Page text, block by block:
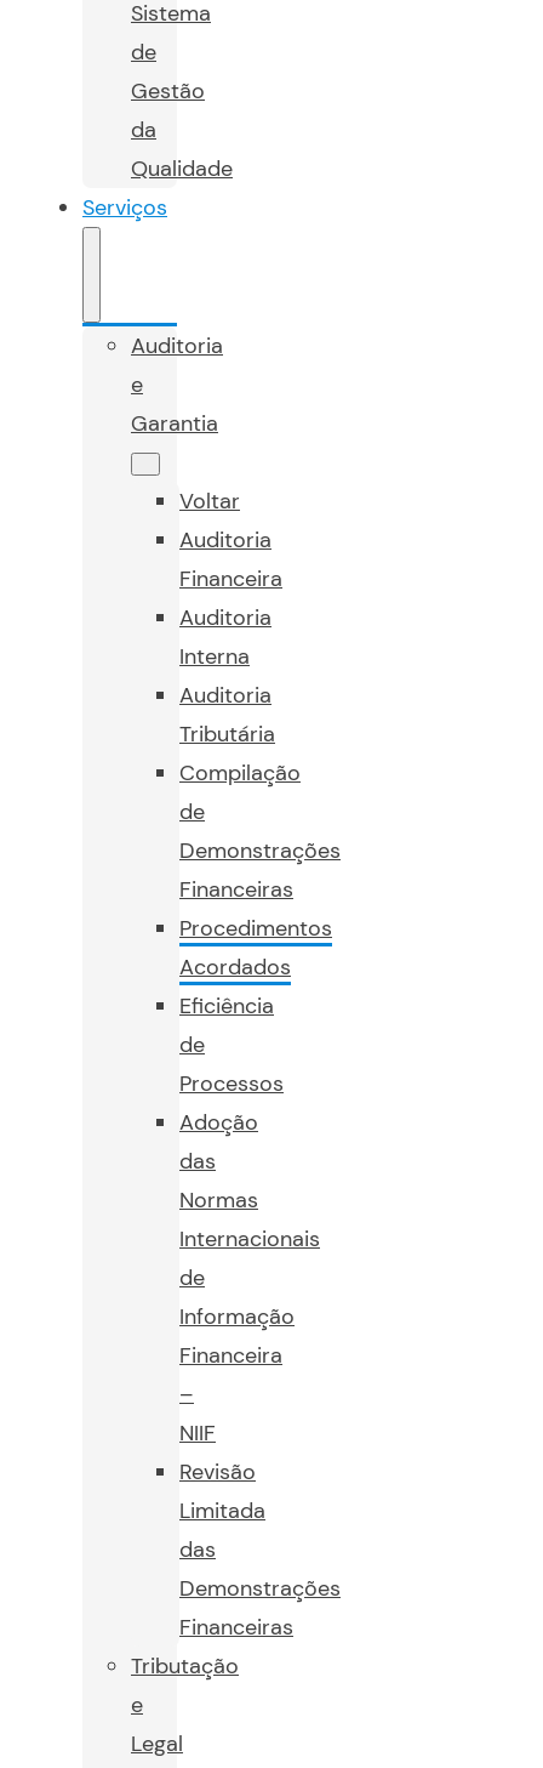
Sistema
de
Gestão
da
Qualidade
Serviços
Auditoria
e
Garantia
Voltar
Auditoria
Financeira
Auditoria
Interna
Auditoria
Tributária
Compilação
de
Demonstrações
Financeiras
Procedimentos
Acordados
Eficiência
de
Processos
Adoção
das
Normas
Internacionais
de
Informação
Financeira
–
NIIF
Revisão
Limitada
das
Demonstrações
Financeiras
Tributação
e
Legal